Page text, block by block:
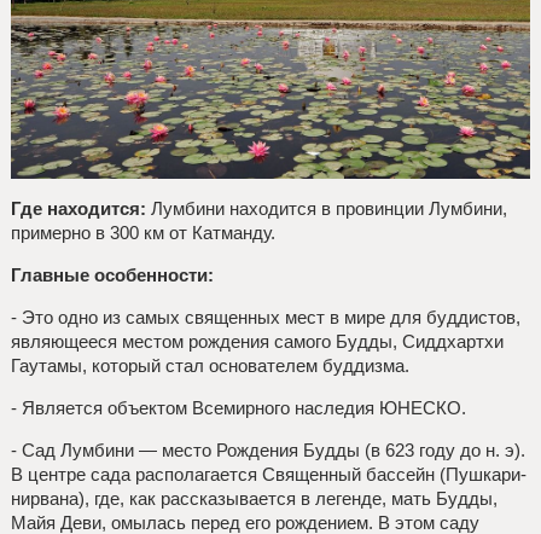
Где находится: Лумбини находится в провинции Лумбини,
примерно в 300 км от Катманду.
Главные особенности:
- Это одно из самых священных мест в мире для буддистов,
являющееся местом рождения самого Будды, Сиддхартхи
Гаутамы, который стал основателем буддизма.
- Является объектом Всемирного наследия ЮНЕСКО.
- Сад Лумбини — место Рождения Будды (в 623 году до н. э).
В центре сада располагается Священный бассейн (Пушкари-
нирвана), где, как рассказывается в легенде, мать Будды,
Майя Деви, омылась перед его рождением. В этом саду